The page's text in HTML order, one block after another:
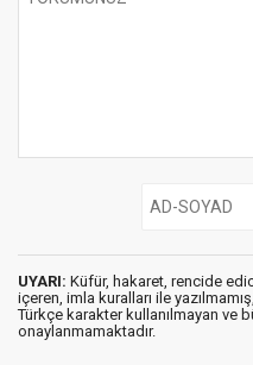
UYARI: Küfür, hakaret, rencide
içeren, imla kuralları ile yazılmamış,
Türkçe karakter kullanılmayan ve
onaylanmamaktadır.